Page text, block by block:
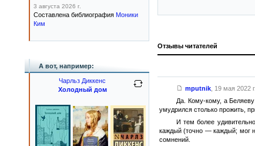
Отзывы читателей
mputnik, 19 мая 2022 г.
Да. Кому-кому, а
умудрился столько прожить,
И тем более
каждый (точно — каждый; мог
сомнений.
3 августа 2026 г.
Составлена библиография Моники
Ким
А вот, например:
Чарльз Диккенс
Холодный дом